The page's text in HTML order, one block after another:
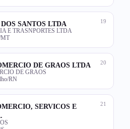
19
SANTOS LTDA
E TRASNPORTES LTDA
MT
20
DE GRAOS LTDA
DE GRAOS
RN
21
SERVICOS E